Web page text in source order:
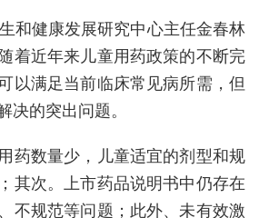
和健康发展研究中心主任金春林
着近年来儿童用药政策的不断完
以满足当前临床常见病所需，但
决的突出问题。
药数量少，儿童适宜的剂型和规
其次。上市药品说明书中仍存在
不规范等问题；此外、未有效激